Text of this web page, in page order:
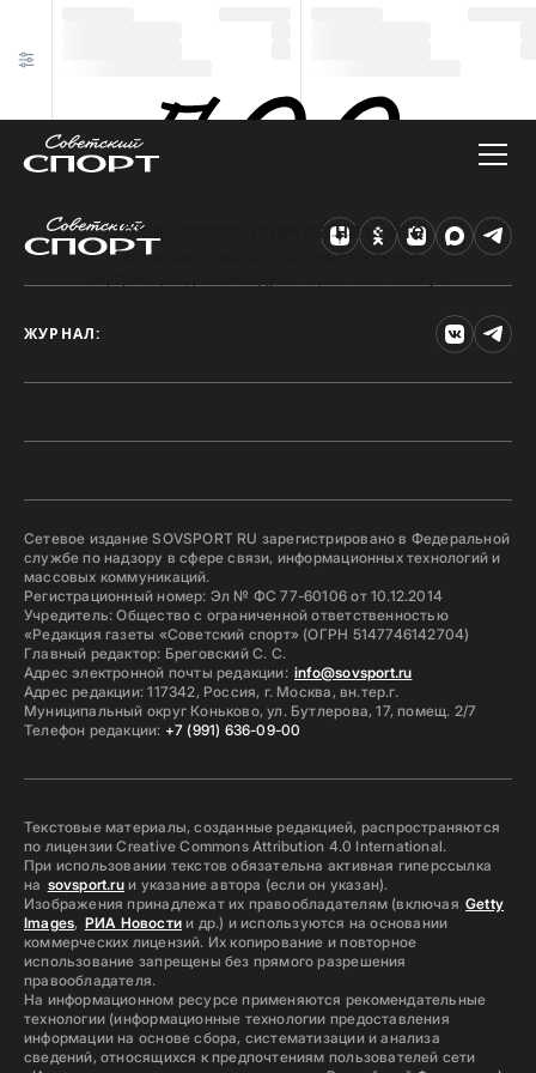
Техническая ошибка на сайте
Произошла ошибка. Чтобы найти нужную
ЖУРНАЛ:
Сетевое издание SOVSPORT RU зарегистрировано в Федеральной
службе по надзору в сфере связи, информационных технологий и
массовых коммуникаций.
Регистрационный номер: Эл № ФС 77-60106 от 10.12.2014
Учредитель: Общество с ограниченной ответственностью
«Редакция газеты «Советский спорт» (ОГРН 5147746142704)
Главный редактор: Бреговский С. С.
Адрес электронной почты редакции: info@sovsport.ru
Адрес редакции: 117342, Россия, г. Москва, вн.тер.г.
Муниципальный округ Коньково, ул. Бутлерова, 17, помещ. 2/7
Телефон редакции: +7 (991) 636-09-00
Текстовые материалы, созданные редакцией, распространяются
по лицензии Creative Commons Attribution 4.0 International.
При использовании текстов обязательна активная гиперссылка
на sovsport.ruи указание автора (если он указан).
Изображения принадлежат их правообладателям (включая Getty
Images, РИА Новостии др.) и используются на основании
коммерческих лицензий. Их копирование и повторное
использование запрещены без прямого разрешения
правообладателя.
На информационном ресурсе применяются рекомендательные
технологии (информационные технологии предоставления
информации на основе сбора, систематизации и анализа
сведений, относящихся к предпочтениям пользователей сети